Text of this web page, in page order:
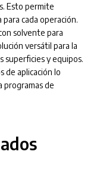
Esto permite
cada operación.
solvente para
versátil para la
superficies y equipos.
de aplicación lo
programas de